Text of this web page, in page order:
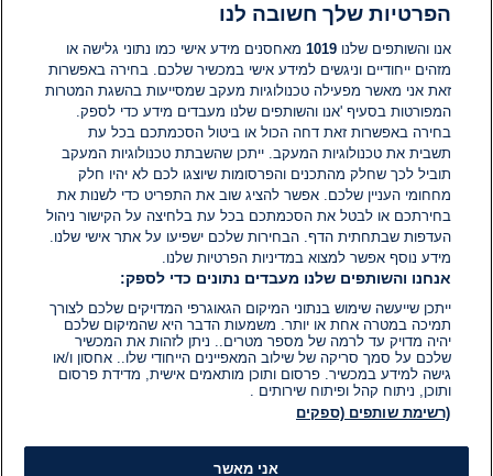
תגובות
אין עדיין תגובות. היה הראשון להגיב
הוסף תגובה
הפרטיות שלך חשובה לנו
אנו והשותפים שלנו1019 מאחסנים מידע אישי כמו נתוני גלישה או
מזהים ייחודיים וניגשים למידע אישי במכשיר שלכם. בחירה באפשרות
זאת אני מאשר מפעילה טכנולוגיות מעקב שמסייעות בהשגת המטרות
המפורטות בסעיף 'אנו והשותפים שלנו מעבדים מידע כדי לספק.
בחירה באפשרות זאת דחה הכול או ביטול הסכמתכם בכל עת
תשבית את טכנולוגיות המעקב. ייתכן שהשבתת טכנולוגיות המעקב
תוביל לכך שחלק מהתכנים והפרסומות שיוצגו לכם לא יהיו חלק
מחחומי העניין שלכם. אפשר להציג שוב את התפריט כדי לשנות את
בחירתכם או לבטל את הסכמתכם בכל עת בלחיצה על הקישור ניהול
העדפות שבתחתית הדף. הבחירות שלכם ישפיעו על אתר אישי שלנו.
מידע נוסף אפשר למצוא במדיניות הפרטיות שלנו.
אנחנו והשותפים שלנו מעבדים נתונים כדי לספק:
ייתכן שייעשה שימוש בנתוני המיקום הגאוגרפי המדויקים שלכם לצורך
תמיכה במטרה אחת או יותר. משמעות הדבר היא שהמיקום שלכם
יהיה מדויק עד לרמה של מספר מטרים.. ניתן לזהות את המכשיר
שלכם על סמך סריקה של שילוב המאפיינים הייחודי שלו.. אחסון ו/או
גישה למידע במכשיר. פרסום ותוכן מותאמים אישית, מדידת פרסום
ותוכן, ניתוח קהל ופיתוח שירותים .
(רשימת שותפים (ספקים
אני מאשר